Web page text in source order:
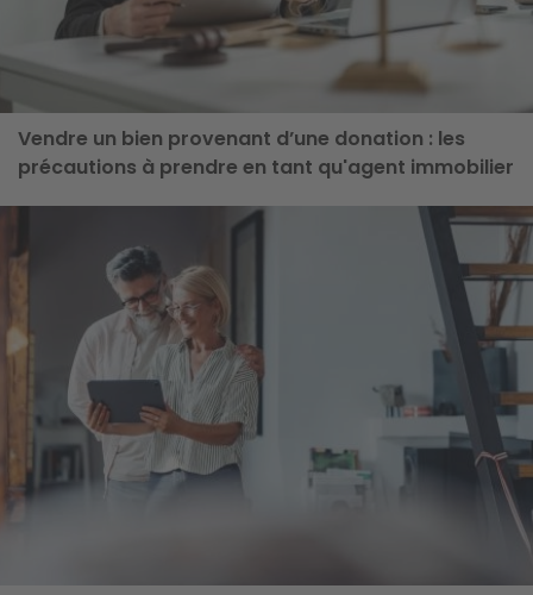
Vendre un bien provenant d’une donation : les
précautions à prendre en tant qu'agent immobilier